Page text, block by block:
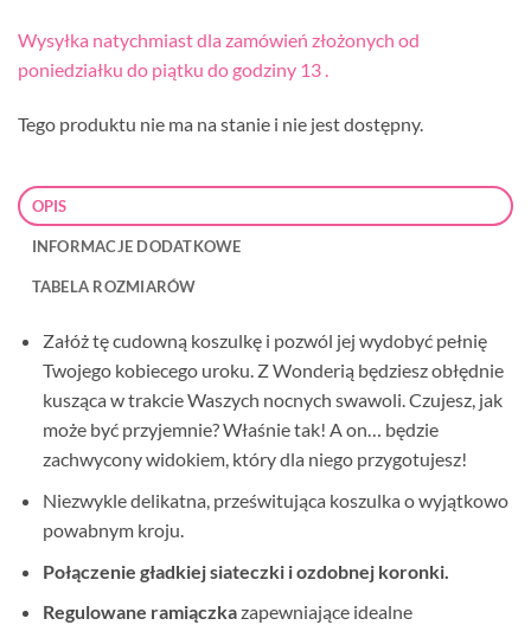
Wysyłka natychmiast dla zamówień złożonych od
poniedziałku do piątku do godziny 13 .
Tego produktu nie ma na stanie i nie jest dostępny.
OPIS
INFORMACJE DODATKOWE
TABELA ROZMIARÓW
Załóż tę cudowną koszulkę i pozwól jej wydobyć pełnię
Twojego kobiecego uroku. Z Wonderią będziesz obłędnie
kusząca w trakcie Waszych nocnych swawoli. Czujesz, jak
może być przyjemnie? Właśnie tak! A on… będzie
zachwycony widokiem, który dla niego przygotujesz!
Niezwykle delikatna, prześwitująca koszulka o wyjątkowo
powabnym kroju.
Połączenie gładkiej siateczki i ozdobnej koronki.
Regulowane ramiączkazapewniające idealne